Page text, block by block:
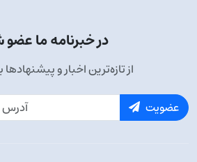
در خبرنامه ما
از تازه‌ترین اخبار و پیشنهادها
عضویت